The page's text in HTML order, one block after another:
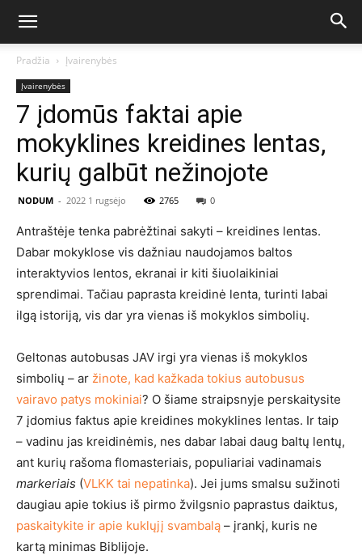
Pradžia Įvairenybės
Įvairenybės
7 įdomūs faktai apie
mokyklines kreidines lentas,
kurių galbūt nežinojote
NODUM - 2022 1 rugsėjo 2765 0
Antraštėje tenka pabrėžtinai sakyti – kreidines lentas.
Dabar mokyklose vis dažniau naudojamos baltos
interaktyvios lentos, ekranai ir kiti šiuolaikiniai
sprendimai. Tačiau paprasta kreidinė lenta, turinti labai
ilgą istoriją, vis dar yra vienas iš mokyklos simbolių.
Geltonas autobusas JAV irgi yra vienas iš mokyklos
simbolių – ar žinote, kad kažkada tokius autobusus
vairavo patys mokiniai? O šiame straipsnyje perskaitysite
7 įdomius faktus apie kreidines mokyklines lentas. Ir taip
– vadinu jas kreidinėmis, nes dabar labai daug baltų lentų,
ant kurių rašoma flomasteriais, populiariai vadinamais
markeriais (VLKK tai nepatinka). Jei jums smalsu sužinoti
daugiau apie tokius iš pirmo žvilgsnio paprastus daiktus,
paskaitykite ir apie kuklųjį svambalą – įrankį, kuris ne
kartą minimas Biblijoje.